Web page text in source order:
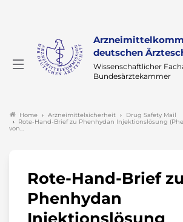
deutschen
Wissenschaftlicher
Bundesärztekammer
Home Arzneimittelsicherheit
Drug Safety Mail
Rote-Hand-Brief zu Phenhydan Injektionslösung
von…
Rote-Hand-Brief zu
Phenhydan
Injektionslösung